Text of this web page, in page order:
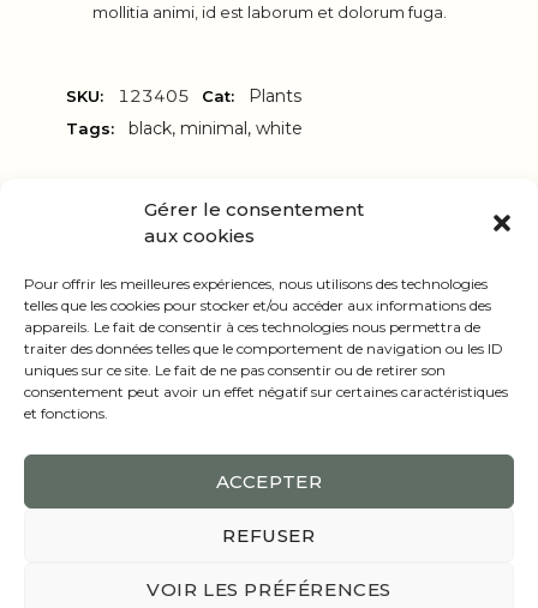
Gérer le consentement
aux cookies
Pour offrir les meilleures expériences, nous utilisons des technologies
telles que les cookies pour stocker et/ou accéder aux informations des
appareils. Le fait de consentir à ces technologies nous permettra de
traiter des données telles que le comportement de navigation ou les ID
uniques sur ce site. Le fait de ne pas consentir ou de retirer son
consentement peut avoir un effet négatif sur certaines caractéristiques
et fonctions.
ACCEPTER
REFUSER
VOIR LES PRÉFÉRENCES
mollitia animi, id est laborum et dolorum fuga.
SKU: 123405 Cat: Plants
Tags: black, minimal, white
ADD TO CART